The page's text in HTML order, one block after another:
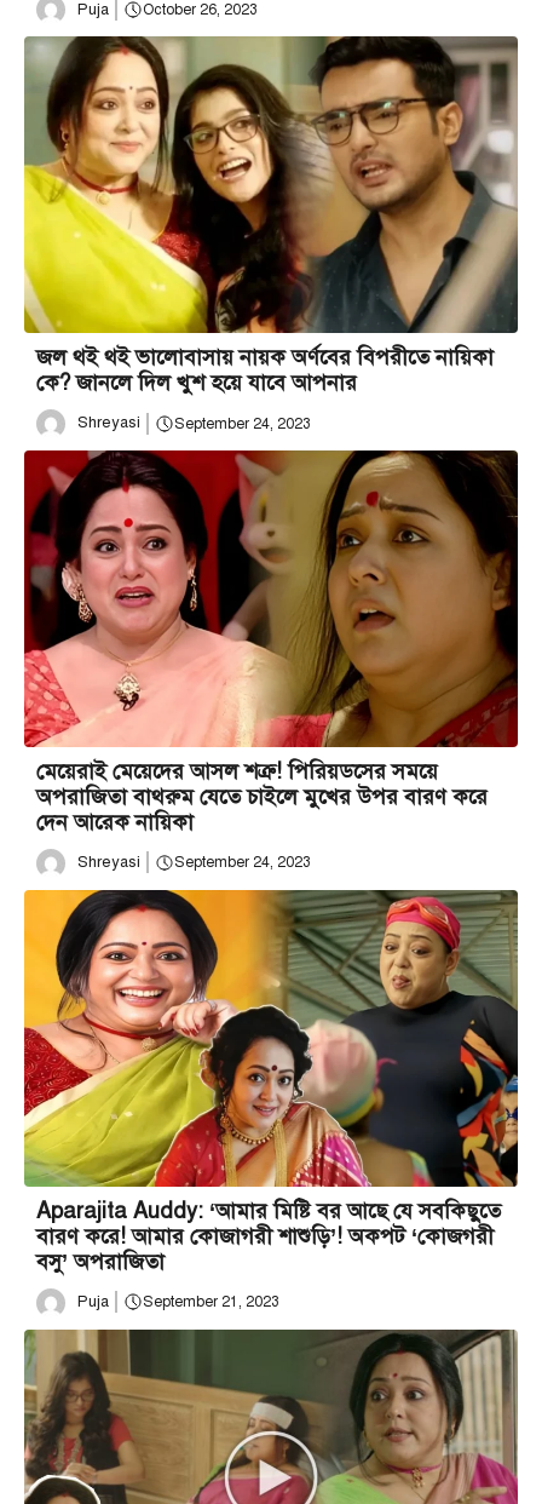
Puja October 26, 2023
জল থ‌ই থ‌ই ভালোবাসায় নায়ক অর্ণবের বিপরীতে নায়িকা
কে? জানলে দিল খুশ হয়ে যাবে আপনার
Shreyasi September 24, 2023
মেয়েরাই মেয়েদের আসল শত্রু! পিরিয়ডসের সময়ে
অপরাজিতা বাথরুম যেতে চাইলে মুখের উপর বারণ করে
দেন আরেক নায়িকা
Shreyasi September 24, 2023
Aparajita Auddy: ‘আমার মিষ্টি বর আছে যে সবকিছুতে
বারণ করে! আমার কোজাগরী শাশুড়ি’! অকপট ‘কোজগরী
বসু’ অপরাজিতা
Puja September 21, 2023